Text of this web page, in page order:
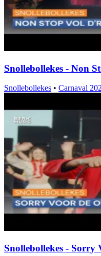
Snollebollekes - Non
Snollebollekes • Carnaval
Snollebollekes - Sorry